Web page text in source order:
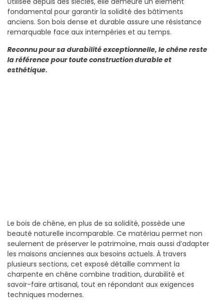
fondamental pour garantir la solidité des bâtiments
anciens. Son bois dense et durable assure une résistance
remarquable face aux intempéries et au temps.
Reconnu pour sa durabilité exceptionnelle, le chêne reste
la référence pour toute construction durable et
esthétique.
Le bois de chêne, en plus de sa solidité, possède une
beauté naturelle incomparable. Ce matériau permet non
seulement de préserver le patrimoine, mais aussi d’adapter
les maisons anciennes aux besoins actuels. À travers
plusieurs sections, cet exposé détaille comment la
charpente en chêne combine tradition, durabilité et
savoir-faire artisanal, tout en répondant aux exigences
techniques modernes.